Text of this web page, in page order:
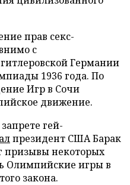
прав секс-
с
Германии
1936 года. По
Игр в Сочи
движение.
гей-
президент США Барак
призывы некоторых
Олимпийские игры в
закона.